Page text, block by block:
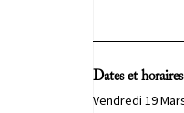
Dates et horaires
Vendredi 19